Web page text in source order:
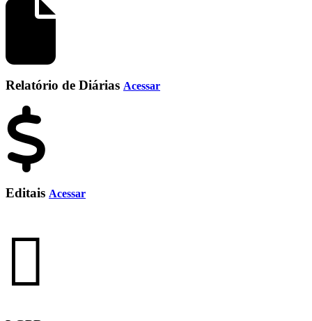
Relatório de Diárias Acessar
Editais Acessar